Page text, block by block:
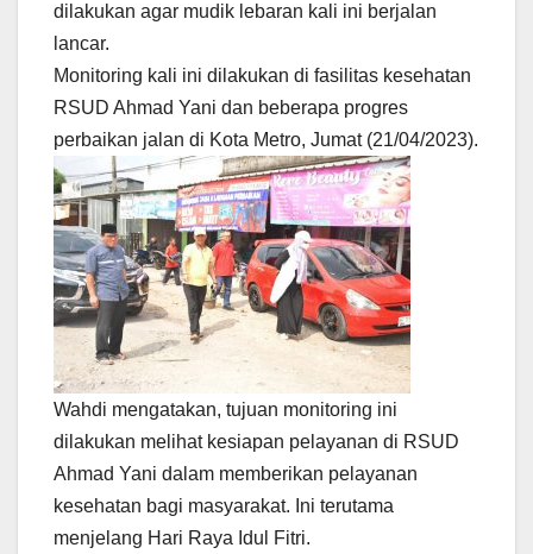
dilakukan agar mudik lebaran kali ini berjalan
lancar.
Monitoring kali ini dilakukan di fasilitas kesehatan
RSUD Ahmad Yani dan beberapa progres
perbaikan jalan di Kota Metro, Jumat (21/04/2023).
Wahdi mengatakan, tujuan monitoring ini
dilakukan melihat kesiapan pelayanan di RSUD
Ahmad Yani dalam memberikan pelayanan
kesehatan bagi masyarakat. Ini terutama
menjelang Hari Raya Idul Fitri.